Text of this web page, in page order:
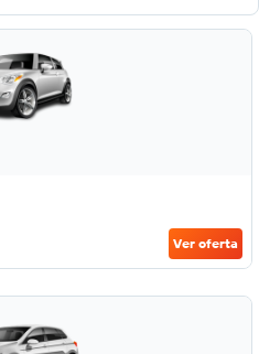
Ver oferta